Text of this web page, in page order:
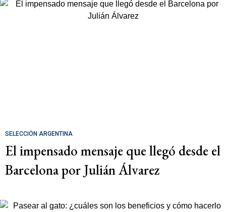
SELECCIÓN ARGENTINA
El impensado mensaje que llegó desde el
Barcelona por Julián Álvarez